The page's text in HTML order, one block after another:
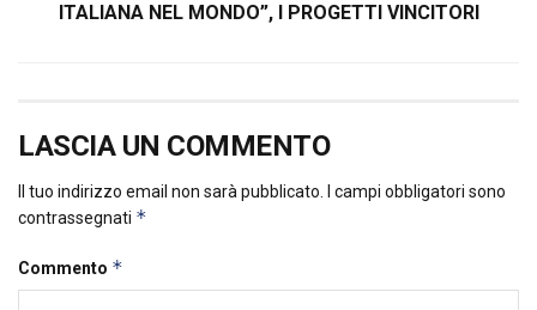
ITALIANA NEL MONDO”, I PROGETTI VINCITORI
LASCIA UN COMMENTO
Il tuo indirizzo email non sarà pubblicato.
I campi obbligatori sono
contrassegnati *
Commento *